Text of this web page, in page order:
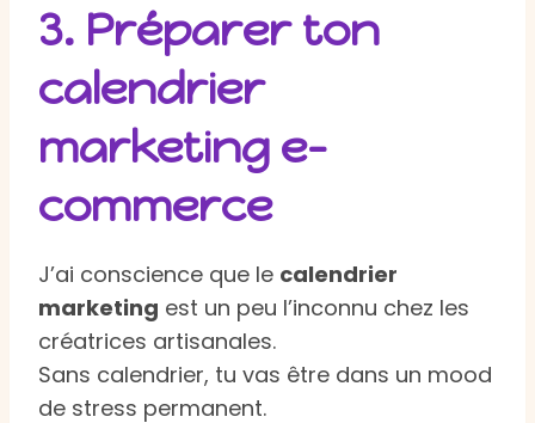
3. Préparer ton
calendrier
marketing e-
commerce
J’ai conscience que le calendrier
marketing est un peu l’inconnu chez les
créatrices artisanales.
Sans calendrier, tu vas être dans un mood
de stress permanent.